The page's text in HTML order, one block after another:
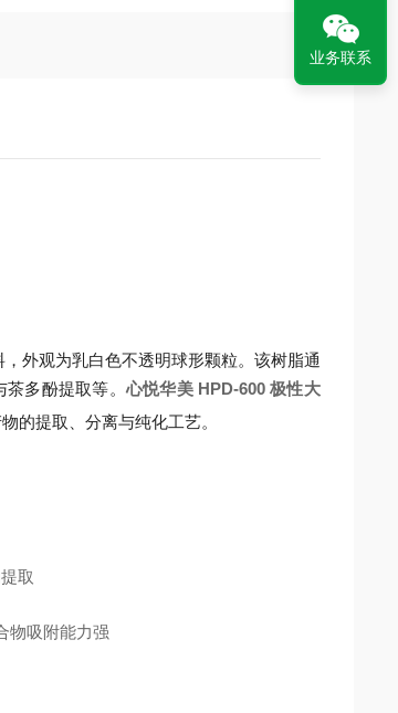
外观为乳白色不透明球形颗粒。该树脂通
多酚提取等。 心悦华美 HPD-600极性大
的提取、分离与纯化工艺。
取
物吸附能力强
业务联系